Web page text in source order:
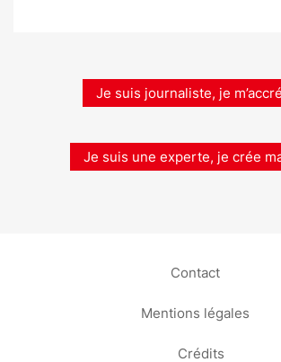
Je suis journaliste, je
Je suis une experte, je crée
Contact
Mentions légales
Crédits